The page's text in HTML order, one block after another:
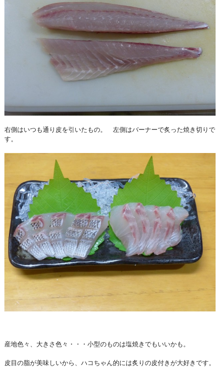
右側はいつも通り皮を引いたもの。 左側はバーナーで炙った焼き切りで
す。
産地色々、大きさ色々・・・小型のものは塩焼きでもいいかも。
皮目の脂が美味しいから、ハコちゃん的には炙りの皮付きが大好きです。